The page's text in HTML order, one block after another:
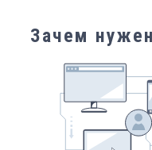
Зачем